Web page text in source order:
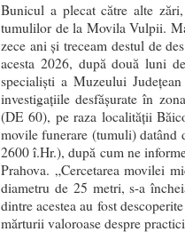
Bunicul a plecat către alte
tumulilor de la Movila Vulpii.
zece ani și treceam destul de
acesta 2026, după două luni
specialiști a Muzeului
investigațiile desfășurate în
(DE 60), pe raza localității
movile funerare (tumuli)
2600 î.Hr.), după cum ne
Prahova. „Cercetarea movilei
diametru de 25 metri, s-a
dintre acestea au fost
mărturii valoroase despre